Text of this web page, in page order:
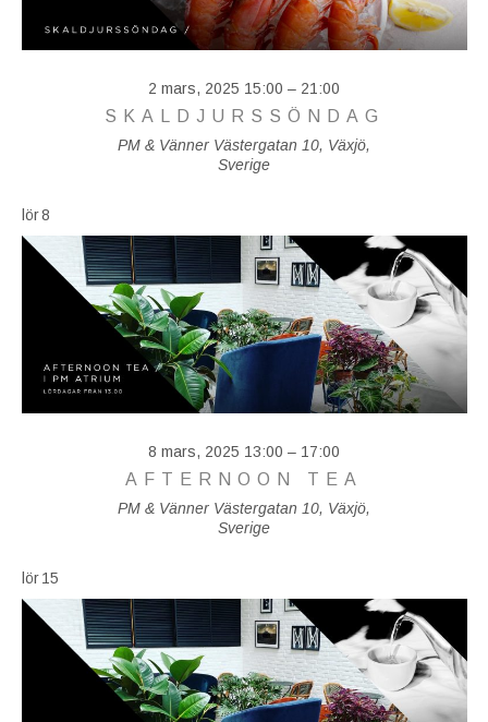
2 mars, 2025 15:00 – 21:00
SKALDJURSSÖNDAG
PM & Vänner Västergatan 10, Växjö,
Sverige
lör8
8 mars, 2025 13:00 – 17:00
AFTERNOON TEA
PM & Vänner Västergatan 10, Växjö,
Sverige
lör 15